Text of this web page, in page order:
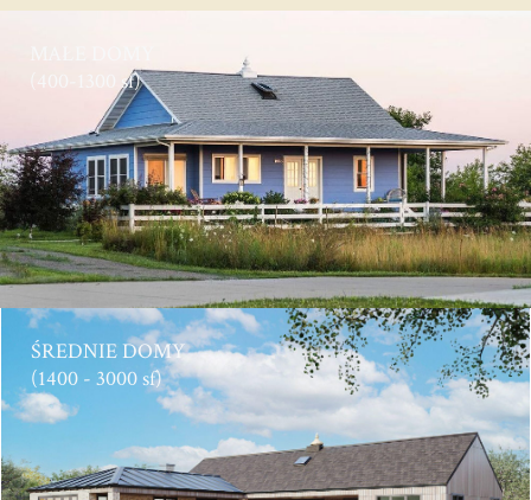
(400-1300 sf)
ŚREDNIE DOMY
(1400 - 3000 sf)